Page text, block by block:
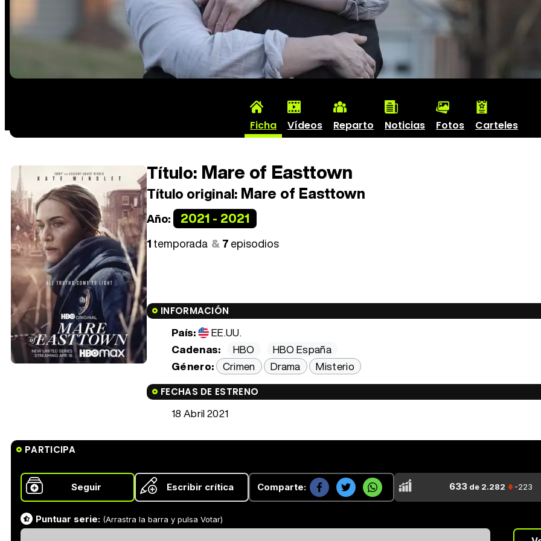
Ficha Vídeos Reparto Noticias Fotos Carteles
Título: Mare of Easttown
Título original: Mare of Easttown
Año: 2021 - 2021
1temporada 7episodios
INFORMACIÓN
País:
EE.UU.
Cadenas:
HBO
HBO España
Género: Crimen Drama Misterio
FECHAS DE ESTRENO
18 Abril 2021
PARTICIPA
Seguir Escribir crítica Comparte: 633de 2.282 -223
Puntuar serie: (Arrastra la barra y pulsa Votar)